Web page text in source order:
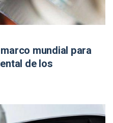
mundial para
de los